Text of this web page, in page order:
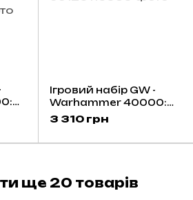
-
Ігровий набір GW -
Warhammer 40000:
Adeptus Mechanicus -
Onager Dunecrawler
3 310 грн
ще 20 товарів